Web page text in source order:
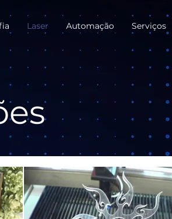
Laser Automação Serviços